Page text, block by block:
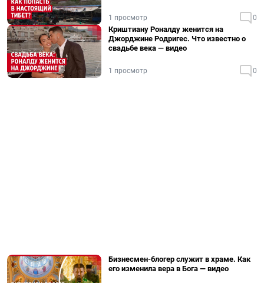
1 просмотр 0
Криштиану Роналду женится на
Джорджине Родригес. Что известно о
свадьбе века — видео
1 просмотр 0
Бизнесмен-блогер служит в храме. Как
его изменила вера в Бога — видео